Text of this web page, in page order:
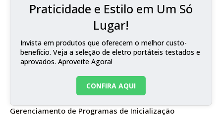
Praticidade e Estilo em Um Só
Lugar!
Invista em produtos que oferecem o melhor custo-
benefício. Veja a seleção de eletro portáteis testados e
aprovados. Aproveite Agora!
CONFIRA AQUI
Gerenciamento de Programas de Inicialização